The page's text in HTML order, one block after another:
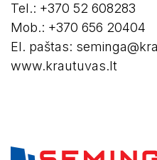
Tel.: +370
Mob.: +370
El. paštas:
www.krautuvas.lt